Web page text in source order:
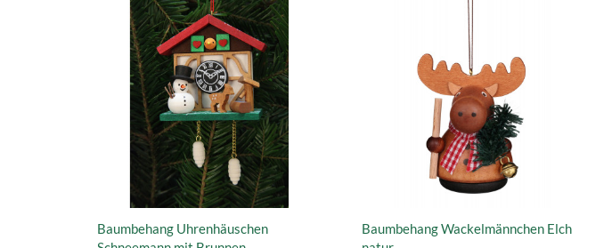
Baumbehang Uhrenhäuschen
Baumbehang Wackelmännchen Elch